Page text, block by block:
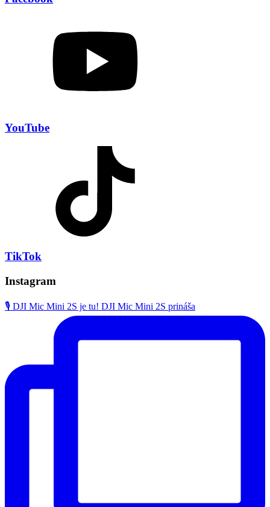
YouTube
TikTok
Instagram
🎙️ DJI Mic Mini 2S je tu! DJI Mic Mini 2S prináša